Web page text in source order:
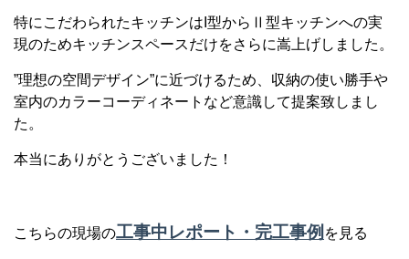
特にこだわられたキッチンはI型からⅡ型キッチンへの実
現のためキッチンスペースだけをさらに嵩上げしました。
”理想の空間デザイン”に近づけるため、収納の使い勝手や
室内のカラーコーディネートなど意識して提案致しまし
た。
本当にありがとうございました！
こちらの現場の工事中レポート・完工事例 を見る